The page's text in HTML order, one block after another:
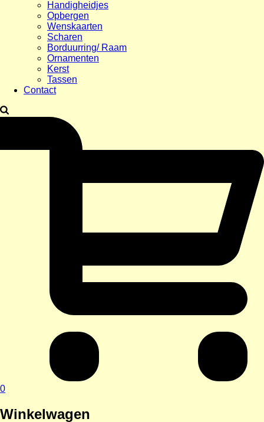
Handigheidjes
Opbergen
Wenskaarten
Scharen
Borduurring/ Raam
Ornamenten
Kerst
Tassen
Contact
0
Winkelwagen